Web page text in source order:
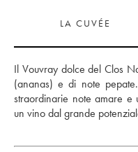
LA CUVÉE
Il Vouvray dolce del Clos
(ananas) e di note
straordinarie note amare e
un vino dal grande